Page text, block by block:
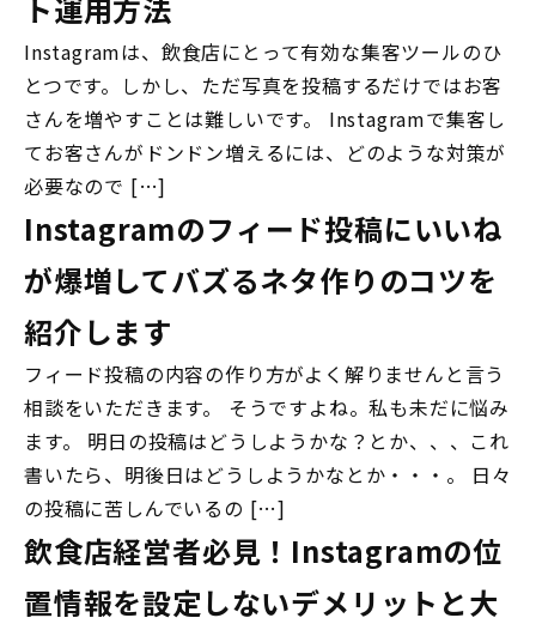
ト運用方法
Instagramは、飲食店にとって有効な集客ツールのひ
とつです。しかし、ただ写真を投稿するだけではお客
さんを増やすことは難しいです。 Instagramで集客し
てお客さんがドンドン増えるには、どのような対策が
必要なので […]
Instagramのフィード投稿にいいね
が爆増してバズるネタ作りのコツを
紹介します
フィード投稿の内容の作り方がよく解りませんと言う
相談をいただきます。 そうですよね。私も未だに悩み
ます。 明日の投稿はどうしようかな？とか、、、これ
書いたら、明後日はどうしようかなとか・・・。 日々
の投稿に苦しんでいるの […]
飲食店経営者必見！Instagramの位
置情報を設定しないデメリットと大